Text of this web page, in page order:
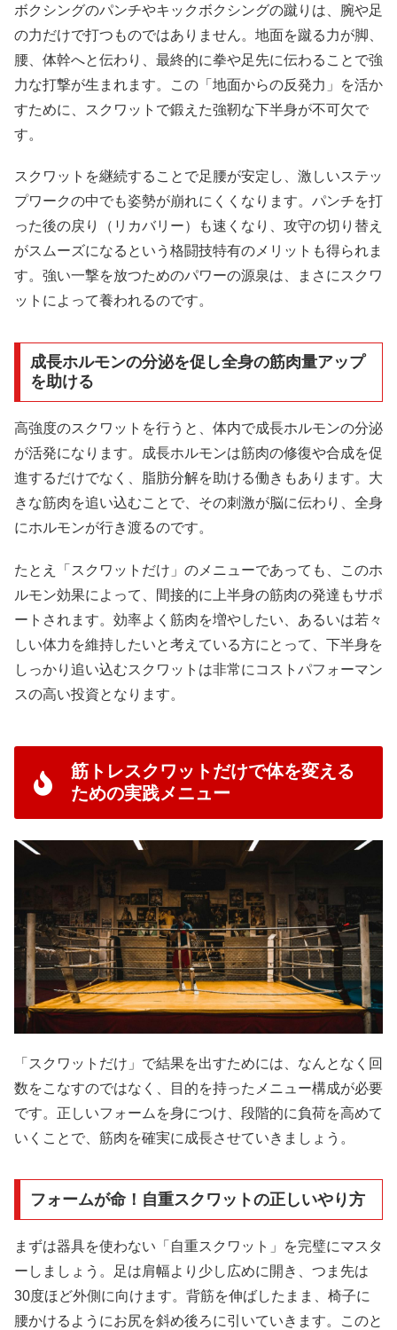
ボクシングのパンチやキックボクシングの蹴りは、腕や足
の力だけで打つものではありません。地面を蹴る力が脚、
腰、体幹へと伝わり、最終的に拳や足先に伝わることで強
力な打撃が生まれます。この「地面からの反発力」を活か
すために、スクワットで鍛えた強靭な下半身が不可欠で
す。
スクワットを継続することで足腰が安定し、激しいステッ
プワークの中でも姿勢が崩れにくくなります。パンチを打
った後の戻り（リカバリー）も速くなり、攻守の切り替え
がスムーズになるという格闘技特有のメリットも得られま
す。強い一撃を放つためのパワーの源泉は、まさにスクワ
ットによって養われるのです。
成長ホルモンの分泌を促し全身の筋肉量アップ
を助ける
高強度のスクワットを行うと、体内で成長ホルモンの分泌
が活発になります。成長ホルモンは筋肉の修復や合成を促
進するだけでなく、脂肪分解を助ける働きもあります。大
きな筋肉を追い込むことで、その刺激が脳に伝わり、全身
にホルモンが行き渡るのです。
たとえ「スクワットだけ」のメニューであっても、このホ
ルモン効果によって、間接的に上半身の筋肉の発達もサポ
ートされます。効率よく筋肉を増やしたい、あるいは若々
しい体力を維持したいと考えている方にとって、下半身を
しっかり追い込むスクワットは非常にコストパフォーマン
スの高い投資となります。
筋トレスクワットだけで体を変える
ための実践メニュー
「スクワットだけ」で結果を出すためには、なんとなく回
数をこなすのではなく、目的を持ったメニュー構成が必要
です。正しいフォームを身につけ、段階的に負荷を高めて
いくことで、筋肉を確実に成長させていきましょう。
フォームが命！自重スクワットの正しいやり方
まずは器具を使わない「自重スクワット」を完璧にマスタ
ーしましょう。足は肩幅より少し広めに開き、つま先は
30度ほど外側に向けます。背筋を伸ばしたまま、椅子に
腰かけるようにお尻を斜め後ろに引いていきます。このと